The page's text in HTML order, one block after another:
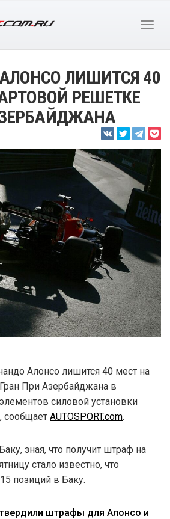
ЛИШИТСЯ 40
РЕШЕТКЕ
Алонсо лишится 40 мест на
При Азербайджана в
силовой установки
сообщает AUTOSPORT.com.
зная, что получит штраф на
стало известно, что
позиций в Баку.
штрафы для Алонсо и